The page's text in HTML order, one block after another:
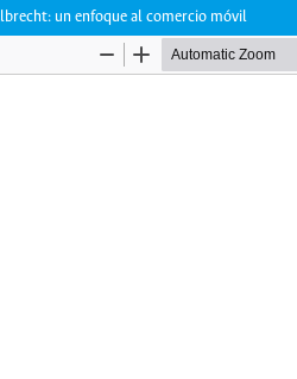
un enfoque al comercio móvil